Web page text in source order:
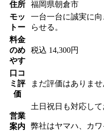
住所
福岡県朝倉市
モッ
トー
一台一台に誠実に
らせる。
料金
のめ
やす
税込 14,300円
口コ
ミ評
価
まだ評価はありませ
営業
案内
土日祝日も対応して
弊社はヤマハ、カワ